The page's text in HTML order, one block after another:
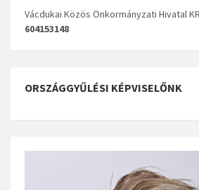
Vácdukai Közös Önkormányzati Hivatal
604153148
ORSZÁGGYŰLÉSI KÉPVISELŐNK